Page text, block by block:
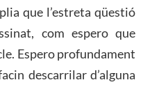
que l’estreta qüestió
com espero que
Espero profundament
descarrilar d’alguna